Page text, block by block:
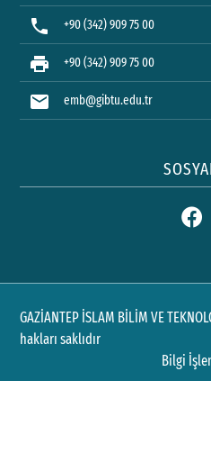
phone +90 (342) 909 75 00
print +90 (342) 909 75 00
mail emb@gibtu.edu.tr
GAZİANTEP İSLAM BİLİM VE
hakları saklıdır
Bilgi